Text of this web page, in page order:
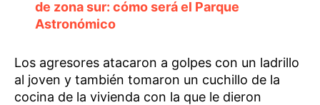
de zona sur: cómo será el Parque
Astronómico
Los agresores atacaron a golpes con un ladrillo
al joven y también tomaron un cuchillo de la
cocina de la vivienda con la que le dieron